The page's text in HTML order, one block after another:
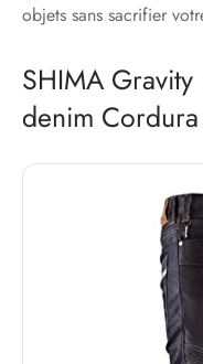
objets sans sacrifier
SHIMA
denim